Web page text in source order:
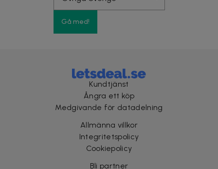
Gå med!
Kundtjänst
Ångra ett köp
Medgivande för datadelning
Allmänna villkor
Integritetspolicy
Cookiepolicy
Bli partner